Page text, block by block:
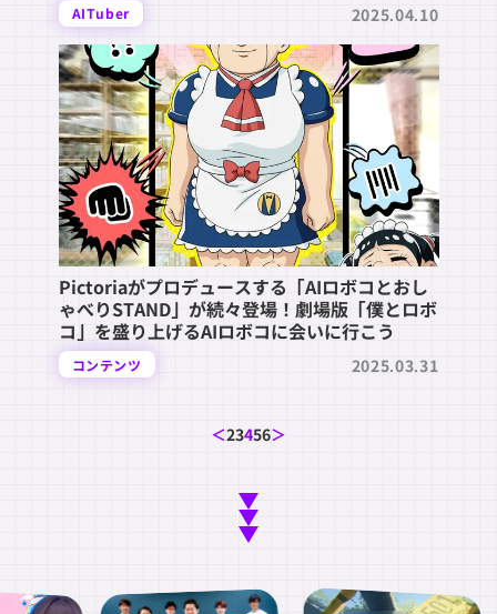
AITuber 2025.04.10
Pictoriaがプロデュースする「AIロボコとおし
ゃべりSTAND」が続々登場！劇場版「僕とロボ
コ」を盛り上げるAIロボコに会いに行こう
コンテンツ 2025.03.31
＜23456＞